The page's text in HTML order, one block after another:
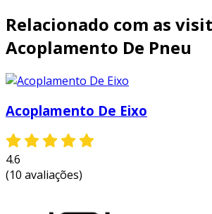
Relacionado com as
Acoplamento De Pneu
Acoplamento De Eixo
4.6
(10 avaliações)